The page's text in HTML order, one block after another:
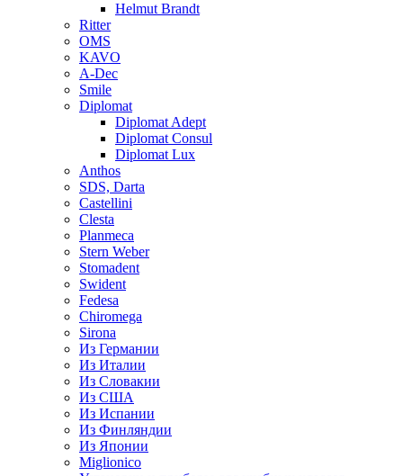
Helmut Brandt
Ritter
OMS
KAVO
A-Dec
Smile
Diplomat
Diplomat Adept
Diplomat Consul
Diplomat Lux
Anthos
SDS, Darta
Castellini
Clesta
Planmeca
Stern Weber
Stomadent
Swident
Fedesa
Chiromega
Sirona
Из Германии
Из Италии
Из Словакии
Из США
Из Испании
Из Финляндии
Из Японии
Miglionico